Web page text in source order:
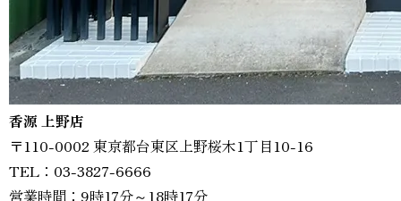
香源 上野店
〒110-0002 東京都台東区上野桜木1丁目10-16
TEL：03-3827-6666
営業時間：9時17分～18時17分